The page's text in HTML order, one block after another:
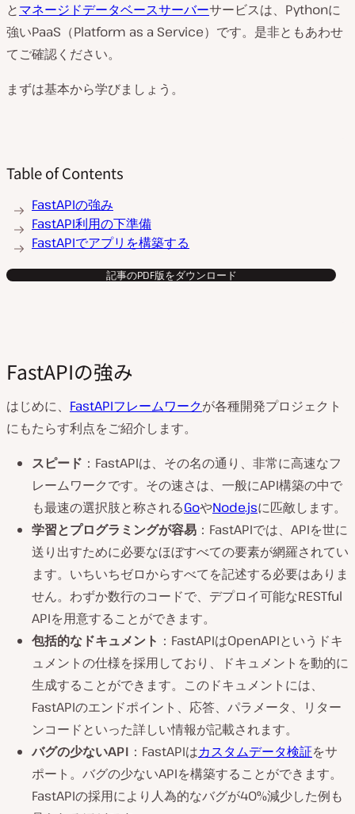
とマネージドデータベースサーバーサービスは、Pythonに
強いPaaS（Platform as a Service）です。是非ともあわせ
てご確認ください。
まずは基本から学びましょう。
Table of Contents
FastAPIの強み
FastAPI利用の下準備
FastAPIでアプリを構築する
記事のPDF版をダウンロード
FastAPIの強み
はじめに、 FastAPIフレームワークが各種開発プロジェクト
にもたらす利点をご紹介します。
スピード ：FastAPIは、その名の通り、非常に高速なフ
レームワークです。その速さは、一般にAPI構築の中で
も最速の選択肢と称されるGoやNode.jsに匹敵します。
学習とプログラミングが容易 ：FastAPIでは、APIを世に
送り出すために必要なほぼすべての要素が網羅されてい
ます。いちいちゼロからすべてを記述する必要はありま
せん。わずか数行のコードで、デプロイ可能なRESTful
APIを用意することができます。
包括的なドキュメント ：FastAPIはOpenAPIというドキ
ュメントの仕様を採用しており、ドキュメントを動的に
生成することができます。このドキュメントには、
FastAPIのエンドポイント、応答、パラメータ、リター
ンコードといった詳しい情報が記載されます。
バグの少ないAPI ：FastAPIはカスタムデータ検証をサ
ポート。バグの少ないAPIを構築することができます。
FastAPIの採用により人為的なバグが40%減少した例も